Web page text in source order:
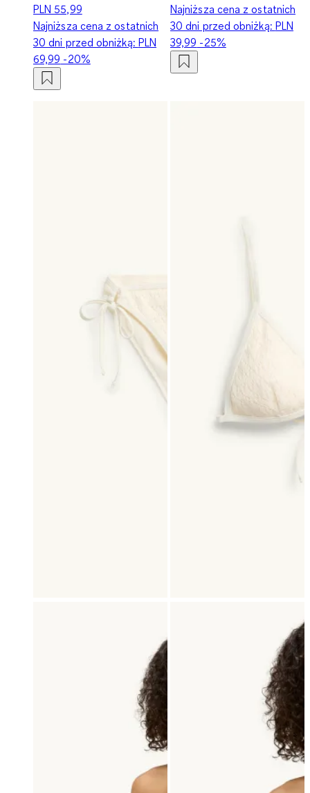
PLN 55,99
Najniższa cena z ostatnich
30 dni przed obniżką: PLN
69,99 -20%
Najniższa cena z ostatnich
30 dni przed obniżką: PLN
39,99 -25%